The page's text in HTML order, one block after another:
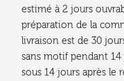
estimé à 2 jours
préparation de la
livraison est de 30
sans motif pendant
sous 14 jours après le